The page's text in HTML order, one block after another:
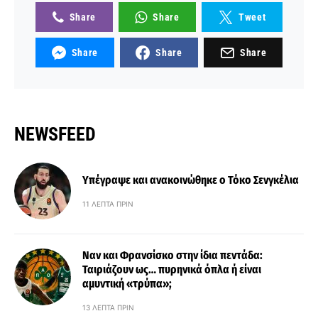
Share Share Tweet
Share Share Share
NEWSFEED
Υπέγραψε και ανακοινώθηκε ο Τόκο Σενγκέλια
11 ΛΕΠΤΆ ΠΡΙΝ
Ναν και Φρανσίσκο στην ίδια πεντάδα:
Ταιριάζουν ως… πυρηνικά όπλα ή είναι
αμυντική «τρύπα»;
13 ΛΕΠΤΆ ΠΡΙΝ